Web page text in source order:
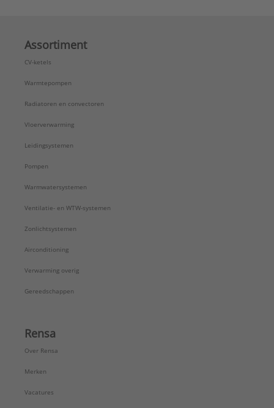
Assortiment
CV-ketels
Warmtepompen
Radiatoren en convectoren
Vloerverwarming
Leidingsystemen
Pompen
Warmwatersystemen
Ventilatie- en WTW-systemen
Zonlichtsystemen
Airconditioning
Verwarming overig
Gereedschappen
Rensa
Over Rensa
Merken
Vacatures